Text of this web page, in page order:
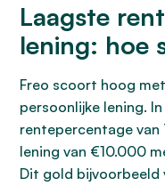
Laagste
lening: hoe
Freo scoort hoog
persoonlijke lening.
rentepercentage van
lening van €10.000
Dit gold bijvoorbeeld